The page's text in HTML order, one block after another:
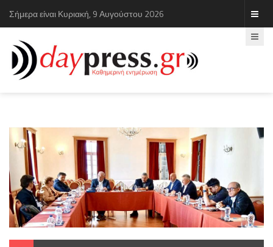
Σήμερα είναι Κυριακή, 9 Αυγούστου 2026